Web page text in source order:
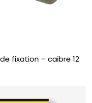
fixation – caibre 12